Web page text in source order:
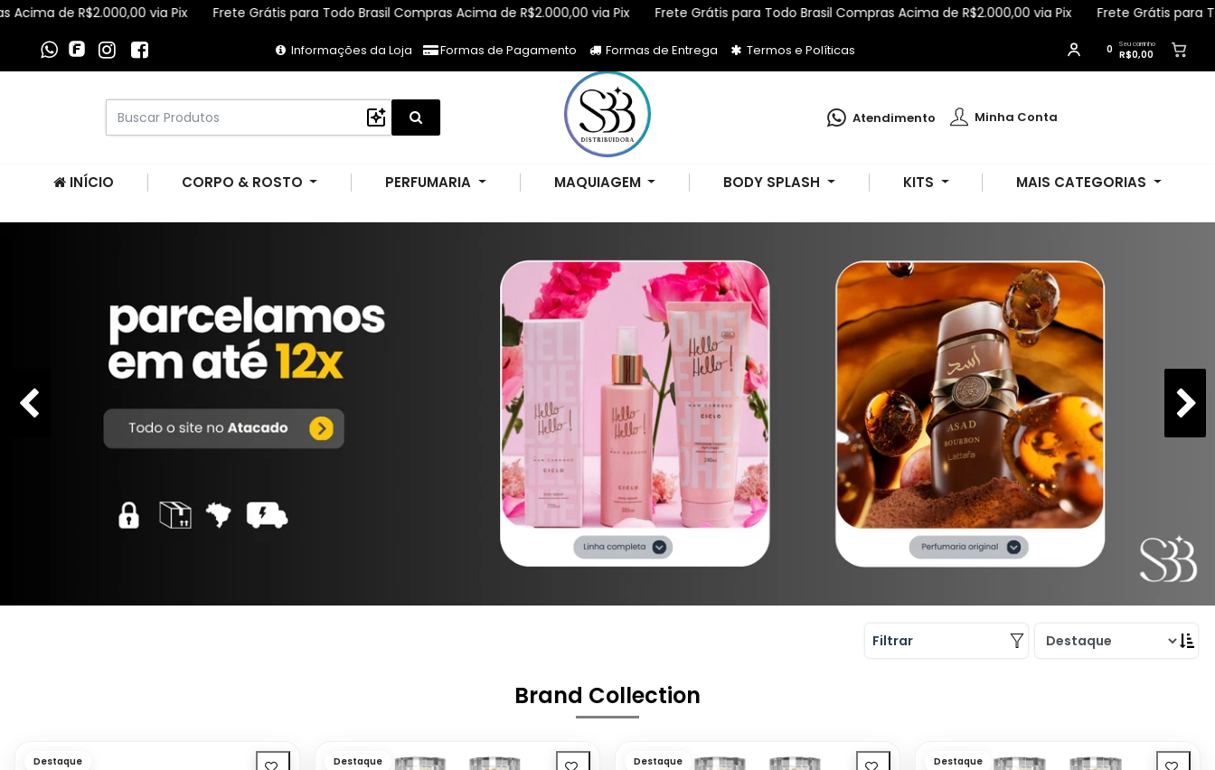
via Pix Frete Grátis para Todo Brasil Compras Acima de R$2.000,00 via Pix Frete Grátis para Todo Brasil Compras Acima de R$2.000,00 via Pix Frete Grátis para Todo Brasil
Informações da Loja Formas de Pagamento Formas de Entrega Termos e Políticas 0 Seu carrinho
R$0,00
Atendimento Minha Conta
INÍCIO CORPO & ROSTO PERFUMARIA MAQUIAGEM BODY SPLASH KITS MAIS CATEGORIAS
Filtrar
Brand Collection
Destaque Destaque Destaque Destaque
Compra verificada Pedido de R$ 689,66